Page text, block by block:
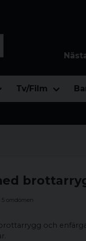
Tv/Film
5 omdömen
och